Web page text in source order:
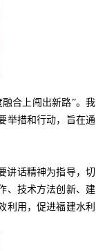
合上闯出新路”。我
举措和行动，旨在通
讲话精神为指导，切
、技术方法创新、建
利用，促进福建水利